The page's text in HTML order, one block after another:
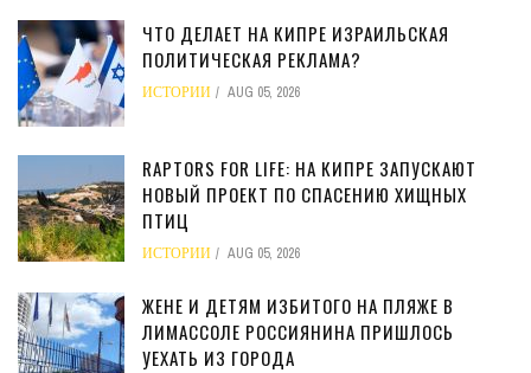
ЧТО ДЕЛАЕТ НА КИПРЕ ИЗРАИЛЬСКАЯ
ПОЛИТИЧЕСКАЯ РЕКЛАМА?
ИСТОРИИ AUG 05, 2026
RAPTORS FOR LIFE: НА КИПРЕ ЗАПУСКАЮТ
НОВЫЙ ПРОЕКТ ПО СПАСЕНИЮ ХИЩНЫХ
ПТИЦ
ИСТОРИИ AUG 05, 2026
ЖЕНЕ И ДЕТЯМ ИЗБИТОГО НА ПЛЯЖЕ В
ЛИМАССОЛЕ РОССИЯНИНА ПРИШЛОСЬ
УЕХАТЬ ИЗ ГОРОДА